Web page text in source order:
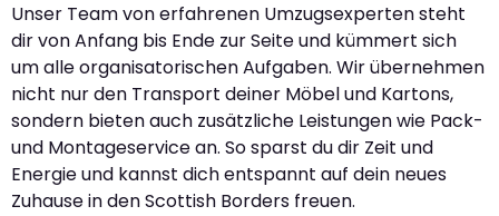
Unser Team von erfahrenen Umzugsexperten steht
dir von Anfang bis Ende zur Seite und kümmert sich
um alle organisatorischen Aufgaben. Wir übernehmen
nicht nur den Transport deiner Möbel und Kartons,
sondern bieten auch zusätzliche Leistungen wie Pack-
und Montageservice an. So sparst du dir Zeit und
Energie und kannst dich entspannt auf dein neues
Zuhause in den Scottish Borders freuen.